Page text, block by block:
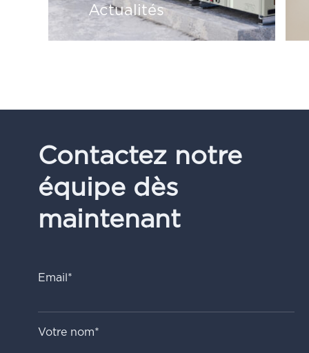
Actualités
Contactez notre
équipe dès
maintenant
Email*
Votre nom*